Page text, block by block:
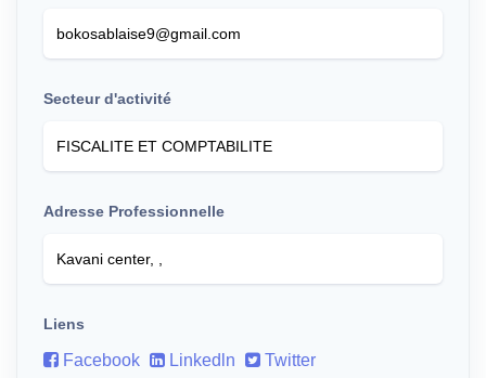
Secteur d'activité
Adresse Professionnelle
Liens
Facebook Linkedln Twitter